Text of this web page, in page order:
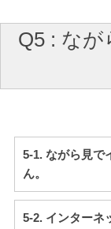
Q5 : な
5-1. ながら見で
ん。
5-2. インターネ